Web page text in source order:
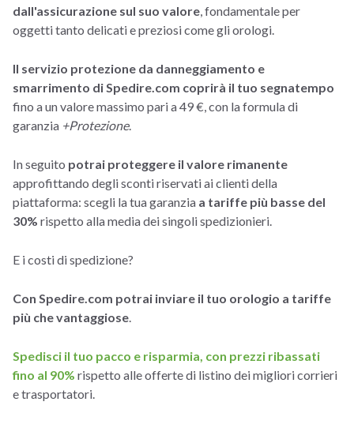
dall'assicurazione sul suo valore , fondamentale per
oggetti tanto delicati e preziosi come gli orologi.
Il servizio protezione da danneggiamento e
smarrimento di Spedire.com coprirà il tuo segnatempo
fino a un valore massimo pari a 49 €, con la formula di
garanzia +Protezione.
In seguito potrai proteggere il valore rimanente
approfittando degli sconti riservati ai clienti della
piattaforma: scegli la tua garanzia a tariffe più basse del
30% rispetto alla media dei singoli spedizionieri.
E i costi di spedizione?
Con Spedire.com potrai inviare il tuo orologio a tariffe
più che vantaggiose
Spedisci il tuo pacco e risparmia, con prezzi ribassati
fino al 90% rispetto alle offerte di listino dei migliori corrieri
e trasportatori.